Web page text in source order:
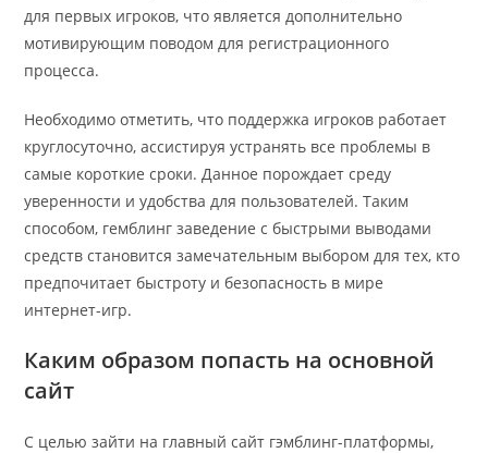
для первых игроков, что является дополнительно
мотивирующим поводом для регистрационного
процесса.
Необходимо отметить, что поддержка игроков работает
круглосуточно, ассистируя устранять все проблемы в
самые короткие сроки. Данное порождает среду
уверенности и удобства для пользователей. Таким
способом, гемблинг заведение с быстрыми выводами
средств становится замечательным выбором для тех, кто
предпочитает быстроту и безопасность в мире
интернет-игр.
Каким образом попасть на основной
сайт
С целью зайти на главный сайт гэмблинг-платформы,